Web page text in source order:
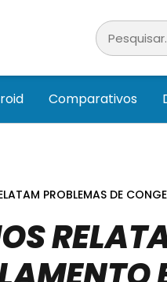
Comparativos
PROBLEMAS DE